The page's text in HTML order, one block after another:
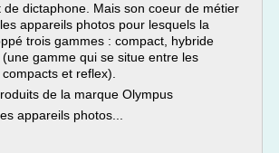
dictaphone. Mais son coeur de métier
appareils photos pour lesquels la
trois gammes : compact, hybride
gamme qui se situe entre les
et reflex).
de la marque Olympus
appareils photos...